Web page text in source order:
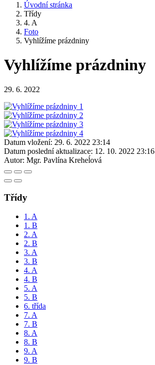
Úvodní stránka
Třídy
4. A
Foto
Vyhlížíme prázdniny
Vyhlížíme prázdniny
29. 6. 2022
Datum vložení: 29. 6. 2022 23:14
Datum poslední aktualizace: 12. 10. 2022 23:16
Autor: Mgr. Pavlína Kreheĺová
Třídy
1. A
1. B
2. A
2. B
3. A
3. B
4. A
4. B
5. A
5. B
6. třída
7. A
7. B
8. A
8. B
9. A
9. B